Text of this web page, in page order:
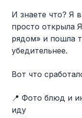
И знаете что? Я
просто открыла
рядом» и пошла
убедительнее.
Вот что
📍 Фото блюд и
иду